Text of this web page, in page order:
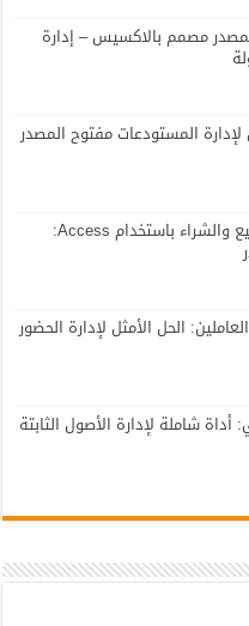
مصمم بالاكسيس – إدارة
المستودعات مفتوح المصدر
برنامج إدارة حركات البيع والشراء باستخدام Access:
الحل الأمثل لإدارة الحضور
شاملة لإدارة الأصول الثابتة